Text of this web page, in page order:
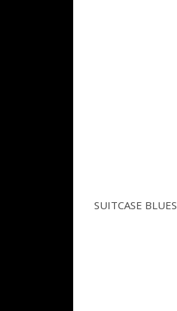
SUITCASE BLUES